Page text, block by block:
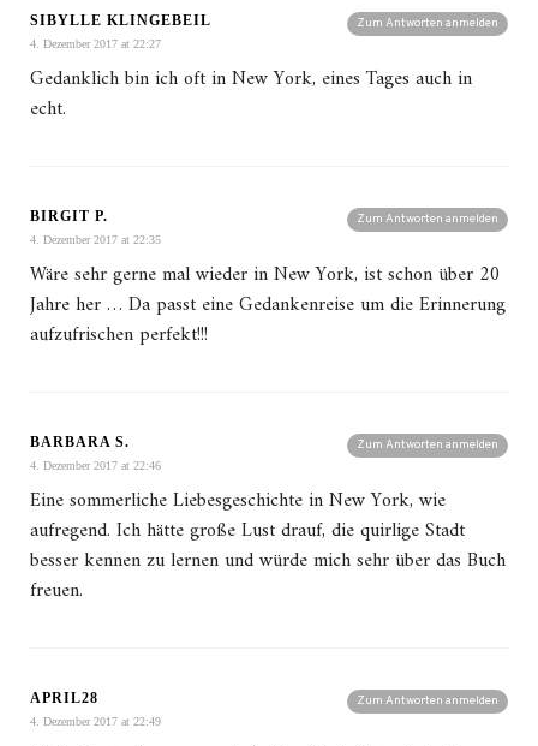
Zum Antworten anmelden
SIBYLLE KLINGEBEIL
4. Dezember 2017 at 22:27
Gedanklich bin ich oft in New York, eines Tages auch in
echt.
Zum Antworten anmelden
BIRGIT P.
4. Dezember 2017 at 22:35
Wäre sehr gerne mal wieder in New York, ist schon über 20
Jahre her … Da passt eine Gedankenreise um die Erinnerung
aufzufrischen perfekt!!!
Zum Antworten anmelden
BARBARA S.
4. Dezember 2017 at 22:46
Eine sommerliche Liebesgeschichte in New York, wie
aufregend. Ich hätte große Lust drauf, die quirlige Stadt
besser kennen zu lernen und würde mich sehr über das Buch
freuen.
Zum Antworten anmelden
APRIL28
4. Dezember 2017 at 22:49